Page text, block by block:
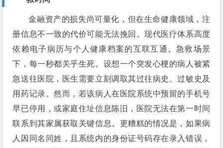
金融资产的损失尚可量化，但在生命健康领域，注
册信息不一致的代价可能无法挽回。现代医疗体系高度
依赖电子病历与个人健康档案的互联互通。急救场景
下，每一秒都关乎生死。设想一个突发心梗的病人被紧
急送往医院，医生需要立刻调取其过往病史、过敏史及
用药记录。然而，若该病人在医院系统中预留的手机号
早已停用，或家庭住址信息陈旧，医院无法在第一时间
联系到其家属获取关键信息。更糟糕的情况是，如果病
人因同名同姓，且系统内的身份证号码存在录入错误，